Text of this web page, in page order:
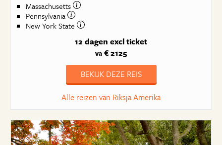
Massachusetts
Pennsylvania
New York State
12 dagen excl ticket
va € 2125
BEKIJK DEZE REIS
Alle reizen van Riksja Amerika